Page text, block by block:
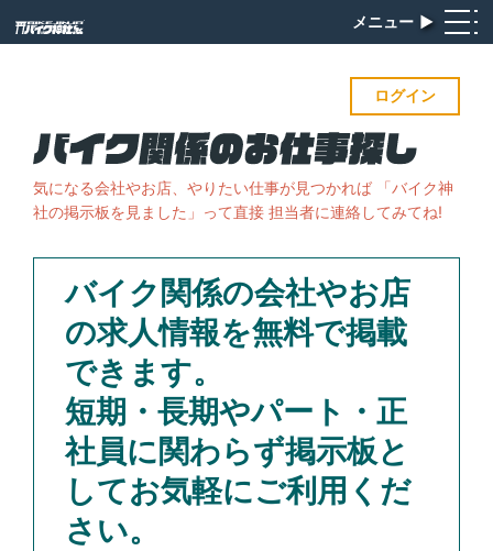
メニュー ▶︎
ログイン
気になる会社やお店、やりたい仕事が見つかれば 「バイク神
社の掲示板を見ました」って直接 担当者に連絡してみてね!
バイク関係の会社やお店
の求人情報を無料で掲載
できます。
短期・長期やパート・正
社員に関わらず掲示板と
してお気軽にご利用くだ
さい。